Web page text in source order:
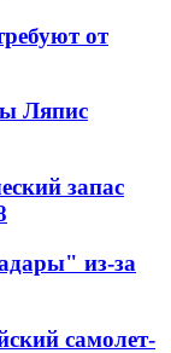
от
Ляпис
запас
из-за
самолет-